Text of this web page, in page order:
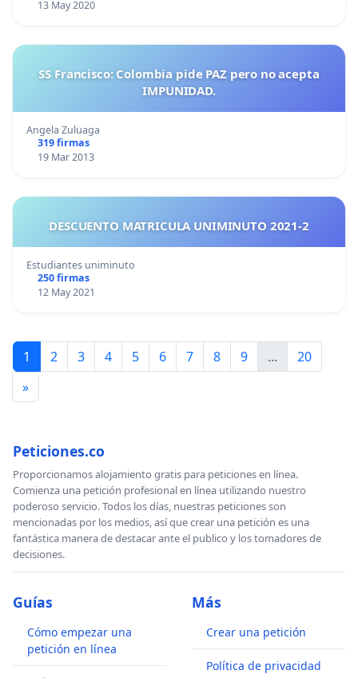
13 May 2020
SS Francisco: Colombia pide PAZ pero no acepta
IMPUNIDAD.
Angela Zuluaga
319 firmas
19 Mar 2013
DESCUENTO MATRICULA UNIMINUTO 2021-2
Estudiantes uniminuto
250 firmas
12 May 2021
1 2 3 4 5 6 7 8 9 ...
20
»
Peticiones.co
Proporcionamos alojamiento gratis para peticiones en línea.
Comienza una petición profesional en línea utilizando nuestro
poderoso servicio. Todos los días, nuestras peticiones son
mencionadas por los medios, así que crear una petición es una
fantástica manera de destacar ante el publico y los tomadores de
decisiones.
Guías
Cómo empezar una
petición en línea
Más
Crear una petición
Política de privacidad